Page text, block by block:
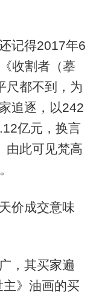
记得2017年6
收割者（摹
尺都不到，为
追逐，以242
亿元，换言
由此可见梵高
价成交意味
，其买家遍
主》油画的买